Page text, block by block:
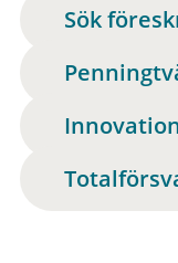
Sök